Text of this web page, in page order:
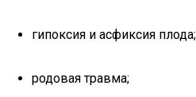
гипоксия и асфиксия плода;
родовая травма;